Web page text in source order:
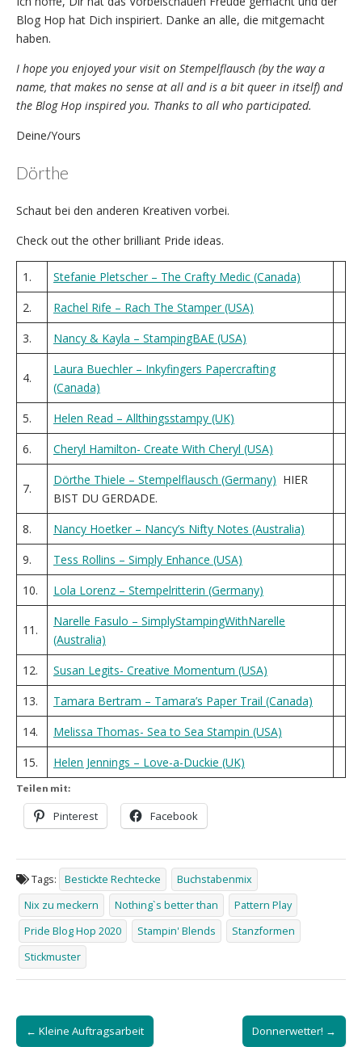
Blog Hop hat Dich inspiriert. Danke an alle, die mitgemacht
haben.
I hope you enjoyed your visit on Stempelflausch (by the way a
name, that makes no sense at all and is a bit queer in itself) and
the Blog Hop inspired you. Thanks to all who participated.
Deine/Yours
Dörthe
Schaut bei den anderen Kreativen vorbei.
Check out the other brilliant Pride ideas.
1.
Stefanie Pletscher – The Crafty Medic (Canada)
2.
Rachel Rife – Rach The Stamper (USA)
3.
Nancy & Kayla – StampingBAE (USA)
4.
Laura Buechler – Inkyfingers Papercrafting
(Canada)
5.
Helen Read – Allthingsstampy (UK)
6.
Cheryl Hamilton- Create With Cheryl (USA)
7.
Dörthe Thiele – Stempelflausch (Germany) HIER
BIST DU GERDADE.
8.
Nancy Hoetker – Nancy’s Nifty Notes (Australia)
9.
Tess Rollins – Simply Enhance (USA)
10.
Lola Lorenz – Stempelritterin (Germany)
11.
Narelle Fasulo – SimplyStampingWithNarelle
(Australia)
12.
Susan Legits- Creative Momentum (USA)
13.
Tamara Bertram – Tamara’s Paper Trail (Canada)
14.
Melissa Thomas- Sea to Sea Stampin (USA)
15.
Helen Jennings – Love-a-Duckie (UK)
Teilen mit:
Pinterest Facebook
Tags: Bestickte Rechtecke
Buchstabenmix
Nix zu meckern
Nothing`s better than
Pattern Play
Pride Blog Hop 2020
Stampin' Blends
Stanzformen
Stickmuster
Post
navigation
← Kleine Auftragsarbeit Donnerwetter! →